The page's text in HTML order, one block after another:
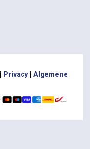
Privacy| Algemene